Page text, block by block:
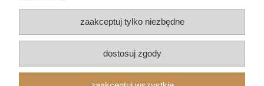
O nas
zaakceptuj tylko niezbędne
dostosuj zgody